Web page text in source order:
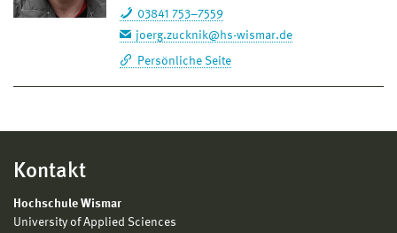
03841 753–7559
joerg.zucknik@hs-wismar.de
Persönliche Seite
Kontakt
Hochschule Wismar
University of Applied Sciences